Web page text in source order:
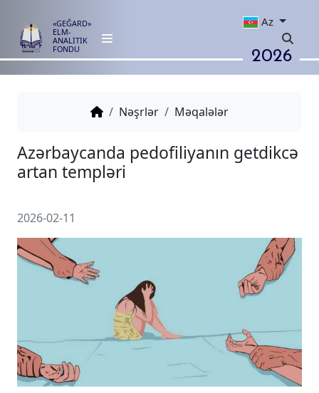
«GEĞARD»
ELM-
ANALITIK
FONDU
Az
2026
Nəşrlər Məqalələr
Azərbaycanda pedofiliyanın
artan templəri
2026-02-11